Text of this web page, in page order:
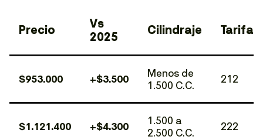
Precio
Vs
2025
Cilindraje Tarifa
$953.000 +$3.500
Menos de
1.500 C.C.
212
$1.121.400 +$4.300
1.500 a
2.500 C.C.
222